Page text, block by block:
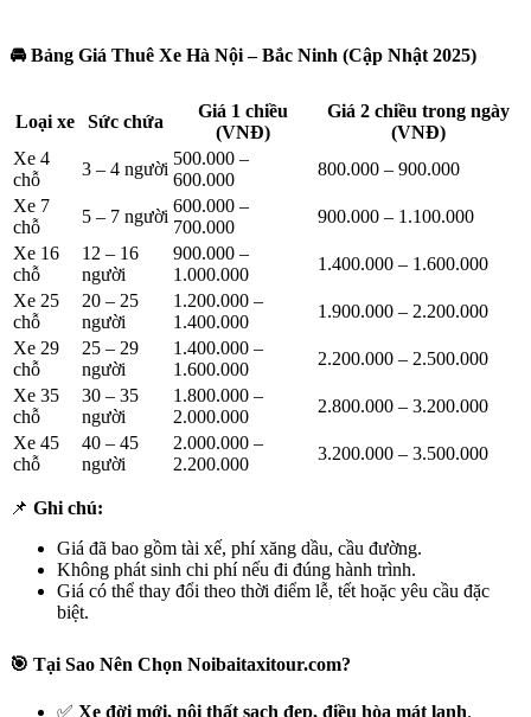
🚘 Bảng Giá Thuê Xe Hà Nội – Bắc Ninh (Cập Nhật 2025)
Loại xe Sức chứa
Giá 1 chiều
(VNĐ)
Giá 2 chiều trong ngày
(VNĐ)
Xe 4
chỗ
3 – 4 người
500.000 –
600.000
800.000 – 900.000
Xe 7
chỗ
5 – 7 người
600.000 –
700.000
900.000 – 1.100.000
Xe 16
chỗ
12 – 16
người
900.000 –
1.000.000
1.400.000 – 1.600.000
Xe 25
chỗ
20 – 25
người
1.200.000 –
1.400.000
1.900.000 – 2.200.000
Xe 29
chỗ
25 – 29
người
1.400.000 –
1.600.000
2.200.000 – 2.500.000
Xe 35
chỗ
30 – 35
người
1.800.000 –
2.000.000
2.800.000 – 3.200.000
Xe 45
chỗ
40 – 45
người
2.000.000 –
2.200.000
3.200.000 – 3.500.000
📌 Ghi chú:
Giá đã bao gồm tài xế, phí xăng dầu, cầu đường.
Không phát sinh chi phí nếu đi đúng hành trình.
Giá có thể thay đổi theo thời điểm lễ, tết hoặc yêu cầu đặc
biệt.
🎯 Tại Sao Nên Chọn Noibaitaxitour.com?
✅ Xe đời mới, nội thất sạch đẹp, điều hòa mát lạnh.